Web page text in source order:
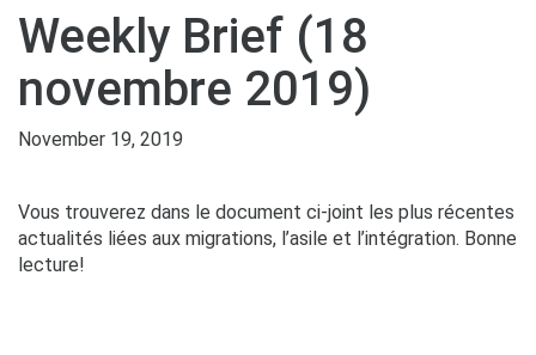
Weekly Brief (18
novembre 2019)
November 19, 2019
Vous trouverez dans le document ci-joint les plus récentes
actualités liées aux migrations, l’asile et l’intégration. Bonne
lecture!